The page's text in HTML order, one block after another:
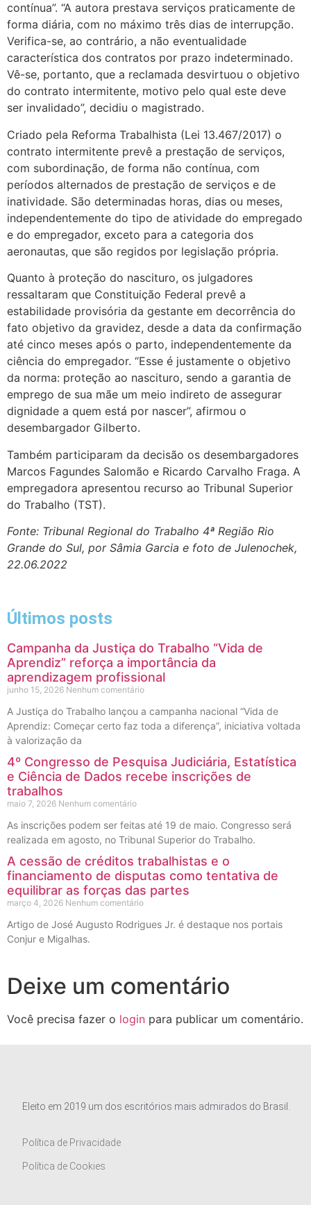
contínua”. “A autora prestava serviços praticamente de
forma diária, com no máximo três dias de interrupção.
Verifica-se, ao contrário, a não eventualidade
característica dos contratos por prazo indeterminado.
Vê-se, portanto, que a reclamada desvirtuou o objetivo
do contrato intermitente, motivo pelo qual este deve
ser invalidado”, decidiu o magistrado.
Criado pela Reforma Trabalhista (Lei 13.467/2017) o
contrato intermitente prevê a prestação de serviços,
com subordinação, de forma não contínua, com
períodos alternados de prestação de serviços e de
inatividade. São determinadas horas, dias ou meses,
independentemente do tipo de atividade do empregado
e do empregador, exceto para a categoria dos
aeronautas, que são regidos por legislação própria.
Quanto à proteção do nascituro, os julgadores
ressaltaram que Constituição Federal prevê a
estabilidade provisória da gestante em decorrência do
fato objetivo da gravidez, desde a data da confirmação
até cinco meses após o parto, independentemente da
ciência do empregador. “Esse é justamente o objetivo
da norma: proteção ao nascituro, sendo a garantia de
emprego de sua mãe um meio indireto de assegurar
dignidade a quem está por nascer”, afirmou o
desembargador Gilberto.
Também participaram da decisão os desembargadores
Marcos Fagundes Salomão e Ricardo Carvalho Fraga. A
empregadora apresentou recurso ao Tribunal Superior
do Trabalho (TST).
Fonte: Tribunal Regional do Trabalho 4ª Região Rio
Grande do Sul, por Sâmia Garcia e foto de Julenochek,
22.06.2022
Últimos posts
Campanha da Justiça do Trabalho “Vida de
Aprendiz” reforça a importância da
aprendizagem profissional
junho 15, 2026 Nenhum comentário
A Justiça do Trabalho lançou a campanha nacional “Vida de
Aprendiz: Começar certo faz toda a diferença”, iniciativa voltada
à valorização da
4º Congresso de Pesquisa Judiciária, Estatística
e Ciência de Dados recebe inscrições de
trabalhos
maio 7, 2026 Nenhum comentário
As inscrições podem ser feitas até 19 de maio. Congresso será
realizada em agosto, no Tribunal Superior do Trabalho.
A cessão de créditos trabalhistas e o
financiamento de disputas como tentativa de
equilibrar as forças das partes
março 4, 2026 Nenhum comentário
Artigo de José Augusto Rodrigues Jr. é destaque nos portais
Conjur e Migalhas.
Deixe um comentário
Você precisa fazer o login para publicar um comentário.
Eleito em 2019 um dos escritórios mais admirados do Brasil.
Política de Privacidade
Política de Cookies